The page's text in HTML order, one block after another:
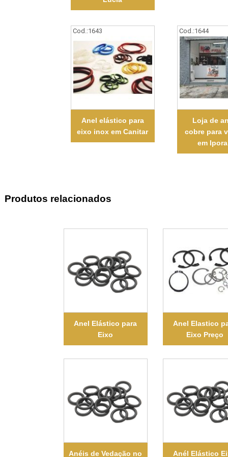
Cod.:1643
Anel elástico para
eixo inox em Canitar
Cod.:1644
Loja de
cobre para
em
Produtos relacionados
Anel Elástico para
Eixo
Anel Elastico
Eixo Preço
Anéis de Vedação no Anél Elástico